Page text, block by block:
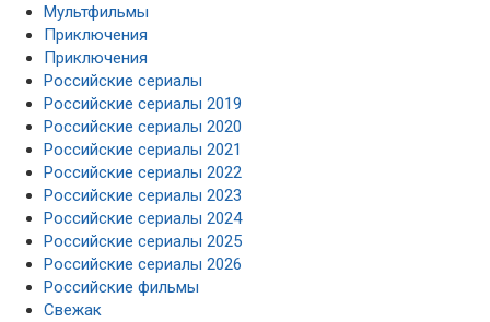
Мультфильмы
Приключения
Приключения
Российские сериалы
Российские сериалы 2019
Российские сериалы 2020
Российские сериалы 2021
Российские сериалы 2022
Российские сериалы 2023
Российские сериалы 2024
Российские сериалы 2025
Российские сериалы 2026
Российские фильмы
Свежак